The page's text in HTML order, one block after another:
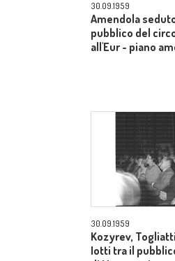
30.09.1959
Amendola
pubblico del
all'Eur - piano
30.09.1959
Kozyrev,
Iotti tra il